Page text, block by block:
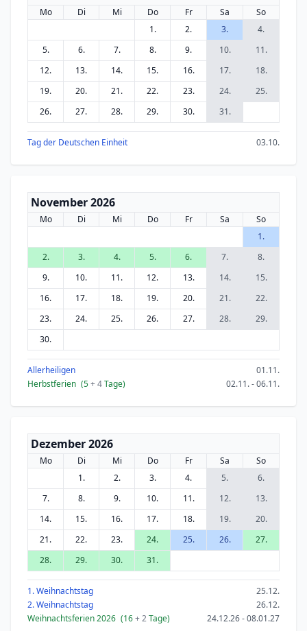
Mo Di Mi Do Fr Sa
So
1.
2. 3.
4.
5.
6. 7. 8. 9. 10.
11.
12.
13. 14. 15. 16. 17.
18.
19.
20. 21. 22. 23. 24.
25.
26.
27. 28. 29. 30. 31.
Tag der Deutschen Einheit 03.10.
November 2026
Mo Di Mi Do Fr Sa
So
1.
2.
3. 4. 5. 6. 7.
8.
9.
10. 11. 12. 13. 14.
15.
16.
17. 18. 19. 20. 21.
22.
23.
24. 25. 26. 27. 28.
29.
30.
Allerheiligen
01.11.
Herbstferien (5+ 4Tage) 02.11. - 06.11.
Dezember 2026
Mo Di Mi Do Fr Sa
So
1.
2. 3. 4. 5.
6.
7.
8. 9. 10. 11. 12.
13.
14.
15. 16. 17. 18. 19.
20.
21.
22. 23. 24. 25. 26.
27.
28.
29. 30. 31.
1. Weihnachtstag
25.12.
2. Weihnachtstag
26.12.
Weihnachtsferien 2026 (16+ 2Tage) 24.12.26 - 08.01.27